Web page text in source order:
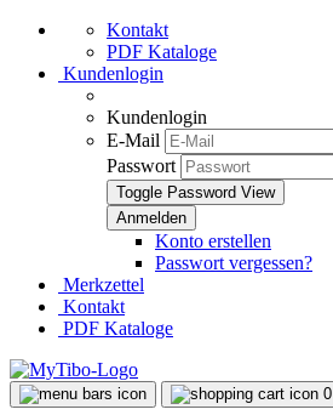
Kontakt
PDF Kataloge
Kundenlogin
Kundenlogin
E-Mail
Passwort
Toggle Password View
Konto erstellen
Passwort vergessen?
Merkzettel
Kontakt
PDF Kataloge
0